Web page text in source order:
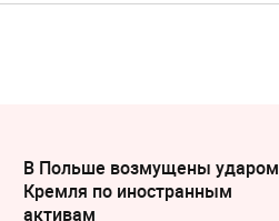
В Польше возмущены ударом
Кремля по иностранным
активам